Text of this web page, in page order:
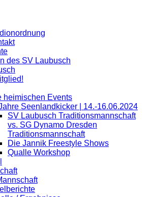
des SV Laubusch
heimischen Events
Seenlandkicker | 14.-16.06.2024
SV Laubusch Traditionsmannschaft
vs. SG Dynamo Dresden
Traditionsmannschaft
Die Jannik Freestyle Shows
Qualle Workshop